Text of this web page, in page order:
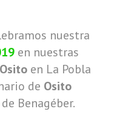
nuestra
en nuestras
en La Pobla
de Osito
Benagéber.